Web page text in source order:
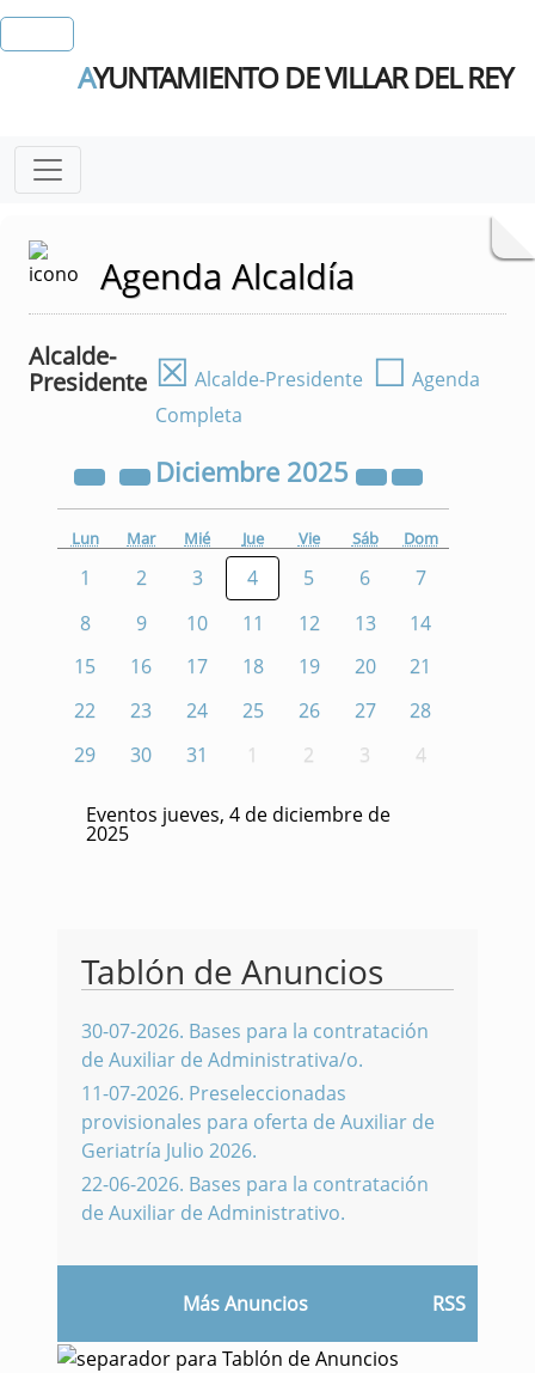
AYUNTAMIENTO DE VILLAR DEL REY
Agenda Alcaldía
Alcalde-
Presidente ☒ Alcalde-Presidente ☐ Agenda
Completa
Diciembre 2025
Lun Mar Mié Jue Vie Sáb Dom
1 2 3 4 5 6
7
8
9 10 11 12 13
14
15
16 17 18 19 20
21
22
23 24 25 26 27
28
29
30 31 1 2 3 4
Eventos jueves, 4 de diciembre de
2025
Tablón de Anuncios
30-07-2026. Bases para la contratación
de Auxiliar de Administrativa/o.
11-07-2026. Preseleccionadas
provisionales para oferta de Auxiliar de
Geriatría Julio 2026.
22-06-2026. Bases para la contratación
de Auxiliar de Administrativo.
Más Anuncios RSS